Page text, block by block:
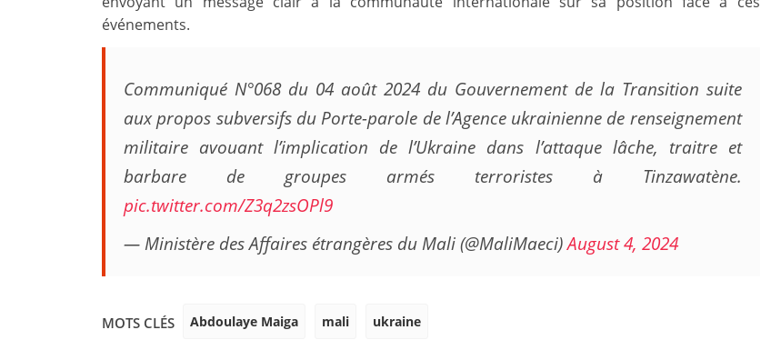
événements.
Communiqué N°068 du 04 août 2024 du Gouvernement de la Transition suite
aux propos subversifs du Porte-parole de l’Agence ukrainienne de renseignement
militaire avouant l’implication de l’Ukraine dans l’attaque lâche, traitre et
barbare de groupes armés terroristes à Tinzawatène.
pic.twitter.com/Z3q2zsOPl9
— Ministère des Affaires étrangères du Mali (@MaliMaeci)August 4, 2024
MOTS CLÉS Abdoulaye Maiga mali ukraine